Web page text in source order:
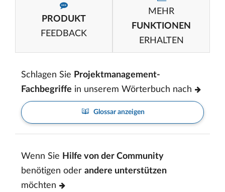
PRODUKT
FEEDBACK
MEHR
FUNKTIONEN
ERHALTEN
Schlagen Sie Projektmanagement-
Fachbegriffe in unserem Wörterbuch nach
Glossar anzeigen
Wenn Sie Hilfe von der Community
benötigen oder andere unterstützen
möchten